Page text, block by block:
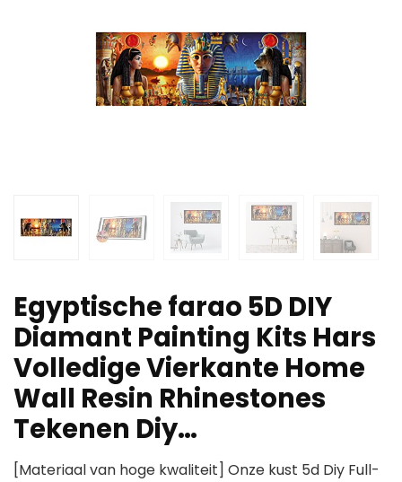
Egyptische farao 5D DIY
Diamant Painting Kits Hars
Volledige Vierkante Home
Wall Resin Rhinestones
Tekenen Diy…
[Materiaal van hoge kwaliteit] Onze kust 5d Diy Full-